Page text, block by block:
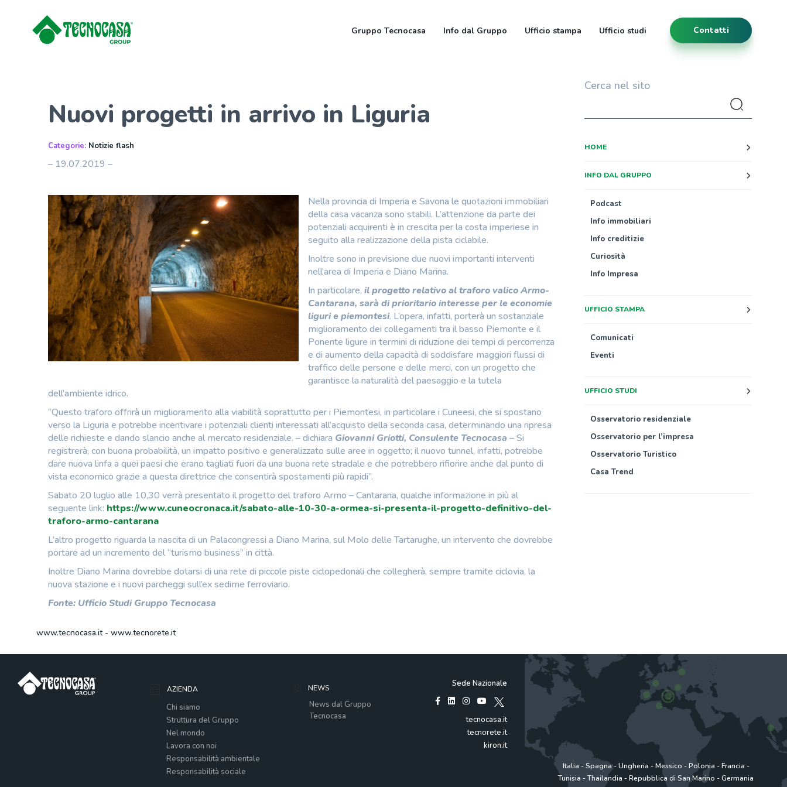
Contatti
Gruppo Tecnocasa Info dal Gruppo Ufficio stampa Ufficio studi
Nuovi progetti in arrivo in Liguria
Categorie: Notizie flash
– 19.07.2019 –
Nella provincia di Imperia e Savona le quotazioni immobiliari
della casa vacanza sono stabili. L’attenzione da parte dei
potenziali acquirenti è in crescita per la costa imperiese in
seguito alla realizzazione della pista ciclabile.
Inoltre sono in previsione due nuovi importanti interventi
nell’area di Imperia e Diano Marina.
In particolare, il progetto relativo al traforo valico Armo-
Cantarana, sarà di prioritario interesse per le economie
liguri e piemontesi. L’opera, infatti, porterà un sostanziale
miglioramento dei collegamenti tra il basso Piemonte e il
Ponente ligure in termini di riduzione dei tempi di percorrenza
e di aumento della capacità di soddisfare maggiori flussi di
traffico delle persone e delle merci, con un progetto che
garantisce la naturalità del paesaggio e la tutela
dell’ambiente idrico.
“Questo traforo offrirà un miglioramento alla viabilità soprattutto per i Piemontesi, in particolare i Cuneesi, che si spostano
verso la Liguria e potrebbe incentivare i potenziali clienti interessati all’acquisto della seconda casa, determinando una ripresa
delle richieste e dando slancio anche al mercato residenziale. – dichiara Giovanni Griotti, Consulente Tecnocasa – Si
registrerà, con buona probabilità, un impatto positivo e generalizzato sulle aree in oggetto; il nuovo tunnel, infatti, potrebbe
dare nuova linfa a quei paesi che erano tagliati fuori da una buona rete stradale e che potrebbero rifiorire anche dal punto di
vista economico grazie a questa direttrice che consentirà spostamenti più rapidi”.
Sabato 20 luglio alle 10,30 verrà presentato il progetto del traforo Armo – Cantarana, qualche informazione in più al
seguente link: https://www.cuneocronaca.it/sabato-alle-10-30-a-ormea-si-presenta-il-progetto-definitivo-del-
traforo-armo-cantarana
L’altro progetto riguarda la nascita di un Palacongressi a Diano Marina, sul Molo delle Tartarughe, un intervento che dovrebbe
portare ad un incremento del “turismo business” in città.
Inoltre Diano Marina dovrebbe dotarsi di una rete di piccole piste ciclopedonali che collegherà, sempre tramite ciclovia, la
nuova stazione e i nuovi parcheggi sull’ex sedime ferroviario.
Fonte: Ufficio Studi Gruppo Tecnocasa
Cerca nel sito
HOME
INFO DAL GRUPPO
Podcast
Info immobiliari
Info creditizie
Curiosità
Info Impresa
UFFICIO STAMPA
Comunicati
Eventi
UFFICIO STUDI
Osservatorio residenziale
Osservatorio per l’impresa
Osservatorio Turistico
Casa Trend
www.tecnocasa.it- www.tecnorete.it
AZIENDA
Chi siamo
Struttura del Gruppo
Nel mondo
Lavora con noi
Responsabilità ambientale
Responsabilità sociale
NEWS
News dal Gruppo
Tecnocasa
Sede Nazionale
tecnocasa.it
tecnorete.it
kiron.it
Italia -Spagna-Ungheria -Messico -Polonia -Francia -
Tunisia -Thailandia -Repubblica di San Marino -Germania